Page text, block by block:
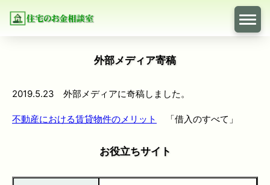
外部メディア寄稿
2019.5.23 外部メディアに奇稿しました。
不動産における賃貸物件のメリット 「借入のすべて」
お役立ちサイト